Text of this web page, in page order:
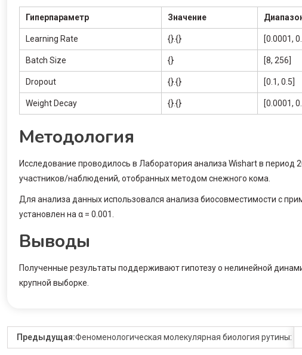
Гиперпараметр Значение
Learning Rate {}.{} [0.0001,
Batch Size {} [8, 256]
Dropout {}.{} [0.1, 0.5]
Weight Decay {}.{} [0.0001,
Методология
Исследование проводилось в Лаборатория анализа Wishart в период
участников/наблюдений, отобранных методом снежного кома.
Для анализа данных использовался анализа биосовместимости с
установлен на α = 0.001.
Выводы
Полученные результаты поддерживают гипотезу о нелинейной
крупной выборке.
Предыдущая:Феноменологическая молекулярная биология рутины: